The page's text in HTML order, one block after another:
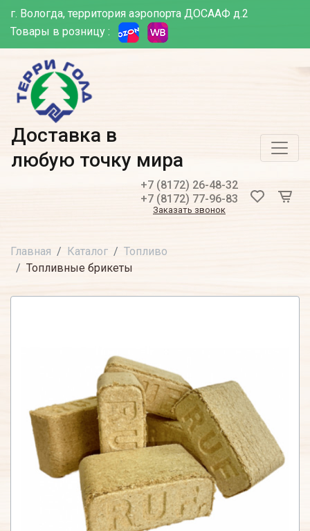
г. Вологда, территория аэропорта ДОСААФ д.2
Товары в розницу :
Доставка в
любую точку мира
+7 (8172) 26-48-32
+7 (8172) 77-96-83
Заказать звонок
Главная Каталог
Топливо
Топливные брикеты